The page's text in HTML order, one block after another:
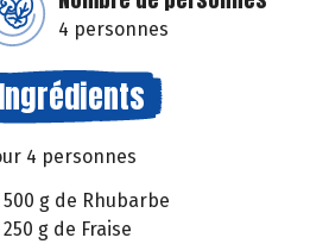
4 personnes
Ingrédients
4 personnes
500 g de Rhubarbe
250 g de Fraise